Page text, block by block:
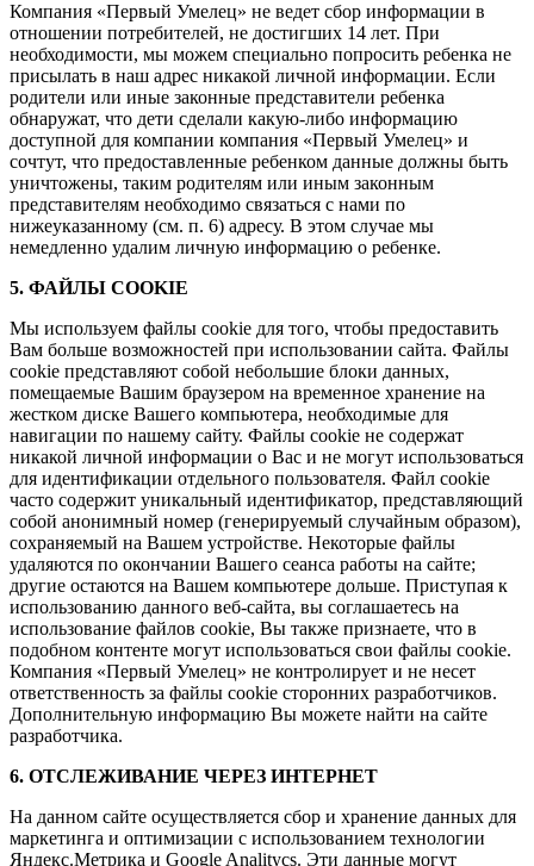
Компания «Первый Умелец» не ведет сбор информации в
отношении потребителей, не достигших 14 лет. При
необходимости, мы можем специально попросить ребенка не
присылать в наш адрес никакой личной информации. Если
родители или иные законные представители ребенка
обнаружат, что дети сделали какую-либо информацию
доступной для компании компания «Первый Умелец» и
сочтут, что предоставленные ребенком данные должны быть
уничтожены, таким родителям или иным законным
представителям необходимо связаться с нами по
нижеуказанному (см. п. 6) адресу. В этом случае мы
немедленно удалим личную информацию о ребенке.
5. ФАЙЛЫ COOKIE
Мы используем файлы cookie для того, чтобы предоставить
Вам больше возможностей при использовании сайта. Файлы
cookie представляют собой небольшие блоки данных,
помещаемые Вашим браузером на временное хранение на
жестком диске Вашего компьютера, необходимые для
навигации по нашему сайту. Файлы cookie не содержат
никакой личной информации о Вас и не могут использоваться
для идентификации отдельного пользователя. Файл cookie
часто содержит уникальный идентификатор, представляющий
собой анонимный номер (генерируемый случайным образом),
сохраняемый на Вашем устройстве. Некоторые файлы
удаляются по окончании Вашего сеанса работы на сайте;
другие остаются на Вашем компьютере дольше. Приступая к
использованию данного веб-сайта, вы соглашаетесь на
использование файлов cookie, Вы также признаете, что в
подобном контенте могут использоваться свои файлы cookie.
Компания «Первый Умелец» не контролирует и не несет
ответственность за файлы cookie сторонних разработчиков.
Дополнительную информацию Вы можете найти на сайте
разработчика.
6. ОТСЛЕЖИВАНИЕ ЧЕРЕЗ ИНТЕРНЕТ
На данном сайте осуществляется сбор и хранение данных для
маркетинга и оптимизации с использованием технологии
Яндекс.Метрика и Google Analitycs. Эти данные могут